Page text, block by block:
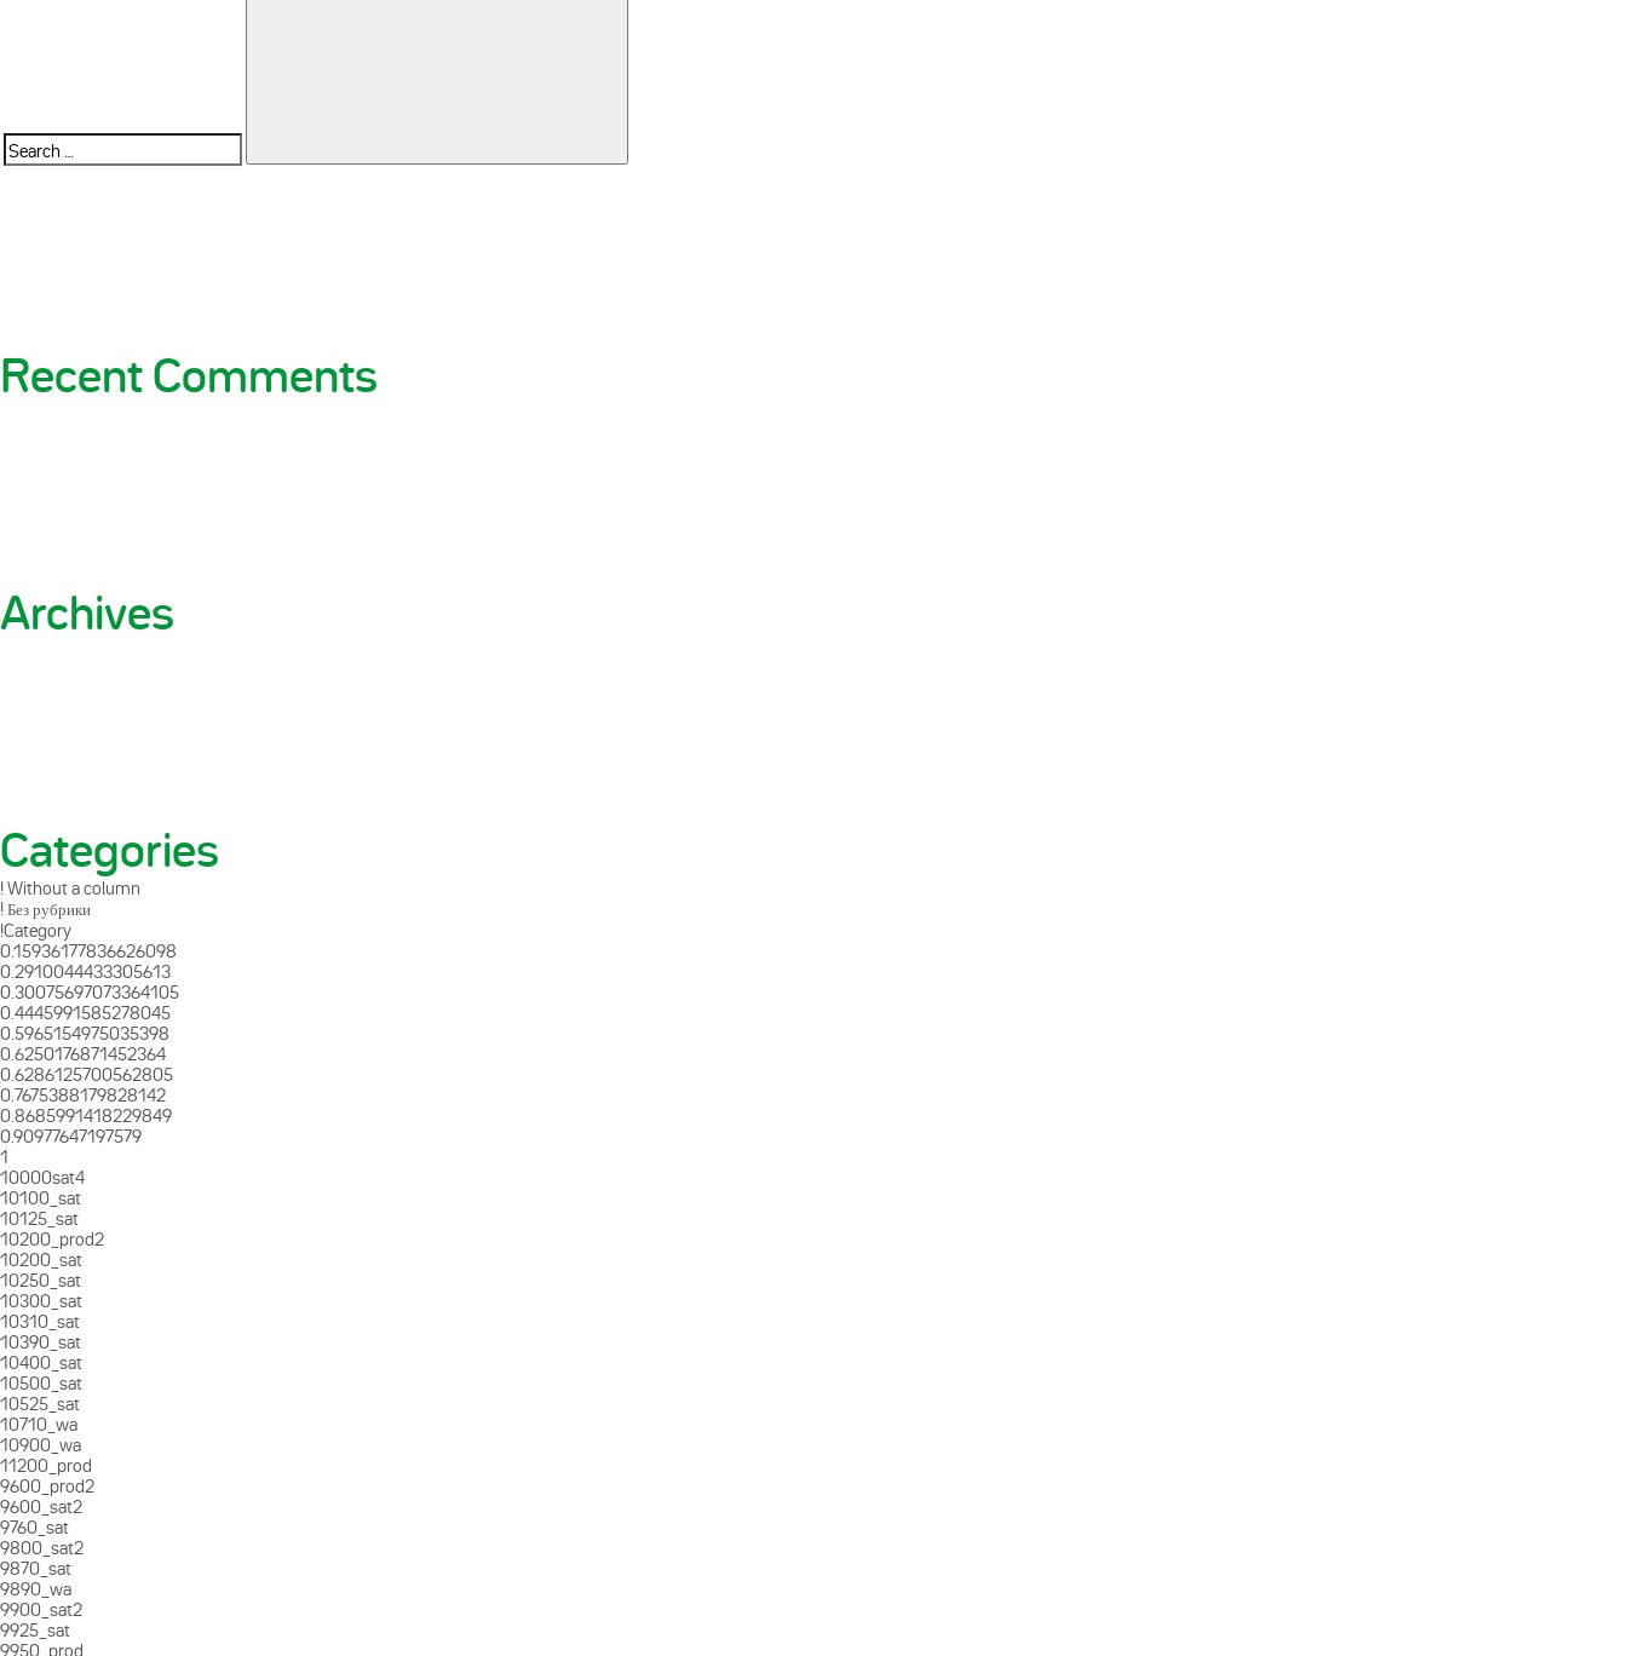
Search
Recent Comments
Archives
Categories
! Without a column
! Без рубрики
!Category
0.15936177836626098
0.2910044433305613
0.30075697073364105
0.4445991585278045
0.5965154975035398
0.6250176871452364
0.6286125700562805
0.7675388179828142
0.8685991418229849
0.90977647197579
1
10000sat4
10100_sat
10125_sat
10200_prod2
10200_sat
10250_sat
10300_sat
10310_sat
10390_sat
10400_sat
10500_sat
10525_sat
10710_wa
10900_wa
11200_prod
9600_prod2
9600_sat2
9760_sat
9800_sat2
9870_sat
9890_wa
9900_sat2
9925_sat
9950_prod